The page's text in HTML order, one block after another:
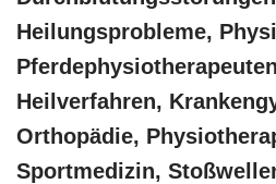
Heilungsprobleme,
Heilverfahren,
Orthopädie,
Sportmedizin,